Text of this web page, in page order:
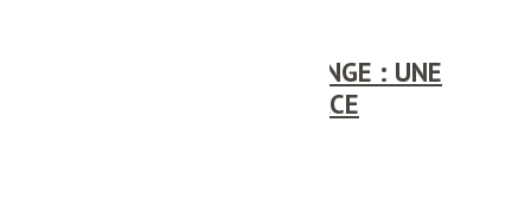
RÉNOVATION À RUSSANGE : UNE
REMISE À NEUF EFFICACE